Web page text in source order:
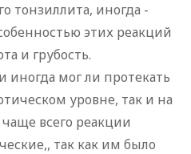
тонзиллита, иногда -
этих реакций
и грубость.
иногда мог ли протекать
уровне, так и на
всего реакции
так как им было